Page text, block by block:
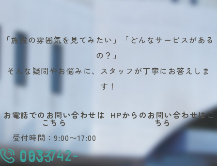
「施設の雰囲気を見てみたい」「どんなサービスがある
の？」
そんな疑問やお悩みに、スタッフが丁寧にお答えしま
す！
お電話でのお問い合わせは
こちら
受付時間：9:00〜17:00
093-742-
0033
HPからのお問い合わせはこ
ちら